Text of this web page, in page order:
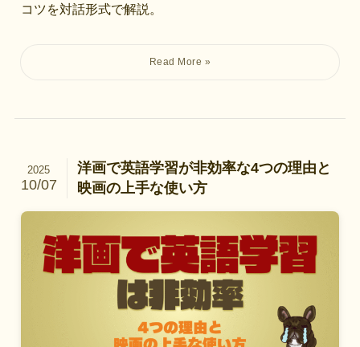
コツを対話形式で解説。
洋画で英語学習が非効率な4つの理由と
映画の上手な使い方
2025
10/07